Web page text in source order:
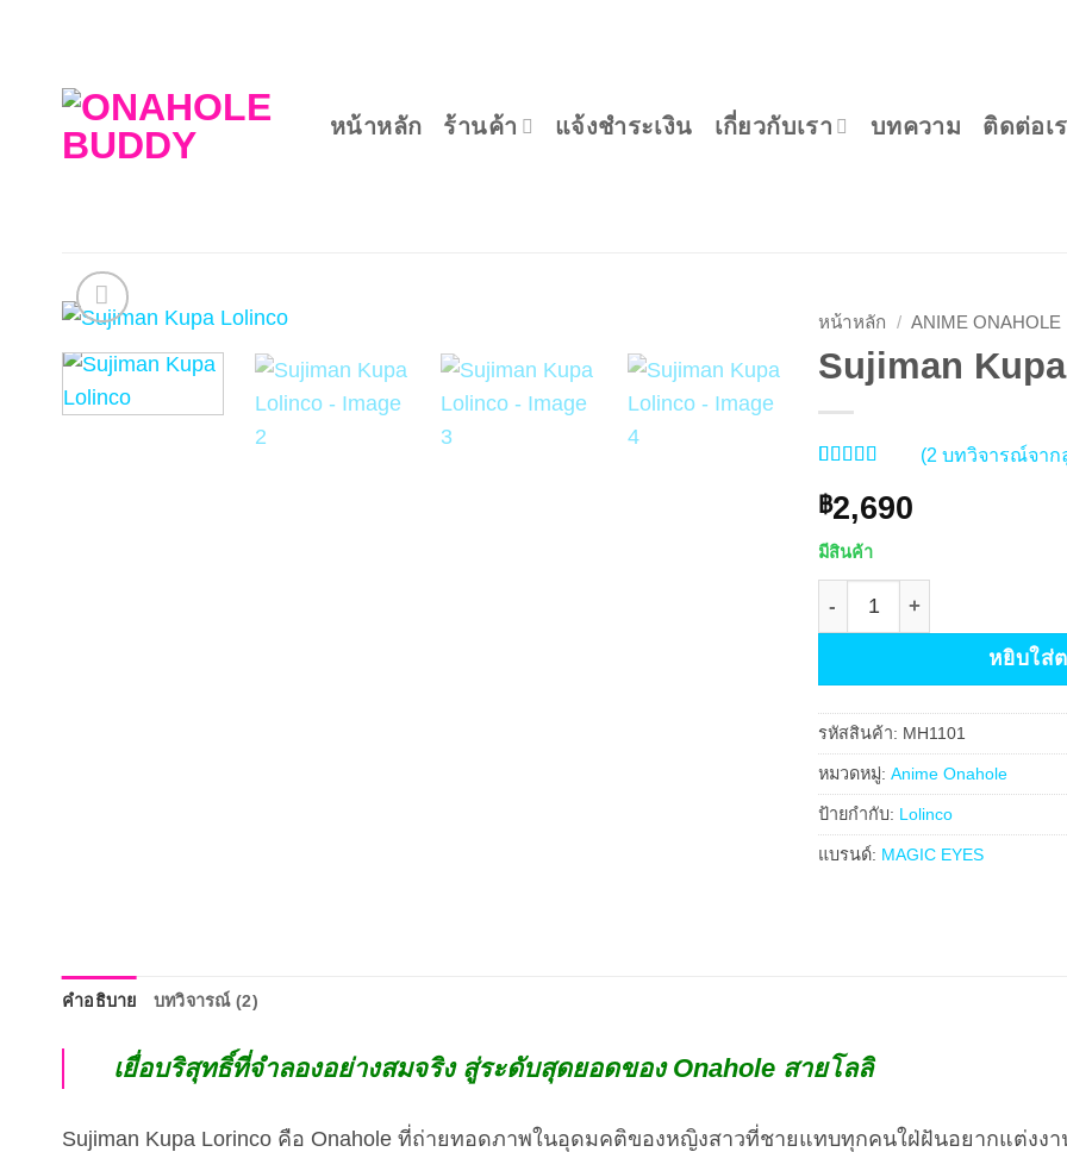
หน้าหลัก ร้านค้า แจ้งชำระเงิน เกี่ยวกับเรา บทความ ติดต่อเ
หน้าหลัก / ANIME ONAHOLE
Sujiman
5จาก 5
คะแนนเต็ม
บน
การให้
คะแนน
ของลูกค้า
(2 บทวิจารณ์จาก
฿2,690
มีสินค้า
หยิบใส่
รหัสสินค้า: MH1101
หมวดหมู่: Anime Onahole
ป้ายกำกับ: Lolinco
แบรนด์: MAGIC EYES
คำอธิบาย บทวิจารณ์ (2)
เยื่อบริสุทธิ์ที่จำลองอย่างสมจริง สู่ระดับสุดยอดของ Onahole สายโลลิ
Sujiman Kupa Lorinco คือ Onahole ที่ถ่ายทอดภาพในอุดมคติของหญิงสาวที่ชายแทบทุกคนใฝ่ฝันอยากแต่ง